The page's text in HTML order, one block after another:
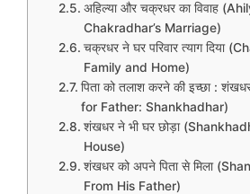
अहिल्या और चक्रधर का विवाह
Chakradhar’s Marriage)
चक्रधर ने घर परिवार त्याग दिया
Family and Home)
पिता को तलाश करने की इच्छा :
for Father: Shankhadhar)
शंखधर ने भी घर छोड़ा
House)
शंखधर को अपने पिता से मिला
From His Father)